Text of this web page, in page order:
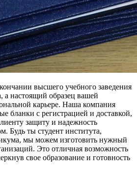
высшего учебного заведения
а настоящий образец вашей
карьере. Наша компания
бланки с регистрацией и доставкой,
защиту и надежность
Будь ты студент института,
мы можем изготовить нужный
Это отличная возможность
свое образование и готовность